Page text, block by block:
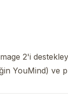
2'i
YouMind) ve